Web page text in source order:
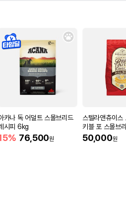
카나 독 어덜트 스몰브리드
시피 6kg
76,500원
스텔라앤츄이스
키블 포 스몰브
리 치킨 1.6kg
50,000원